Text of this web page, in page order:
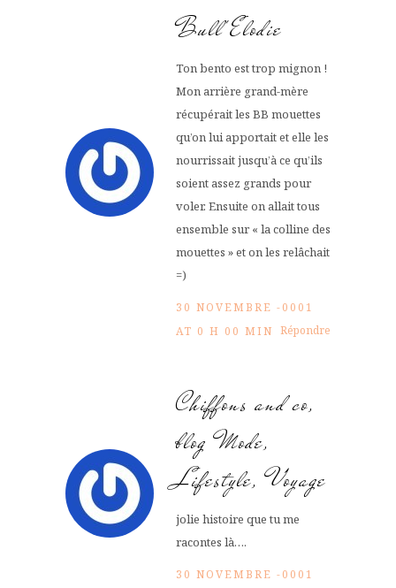
Bull'Elodie
Ton bento est trop mignon !
Mon arrière grand-mère
récupérait les BB mouettes
qu’on lui apportait et elle les
nourrissait jusqu’à ce qu’ils
soient assez grands pour
voler. Ensuite on allait tous
ensemble sur « la colline des
mouettes » et on les relâchait
=)
30 NOVEMBRE -0001
AT 0 H 00 MIN Répondre
Chiffons and co,
blog Mode,
Lifestyle, Voyage
jolie histoire que tu me
racontes là….
30 NOVEMBRE -0001